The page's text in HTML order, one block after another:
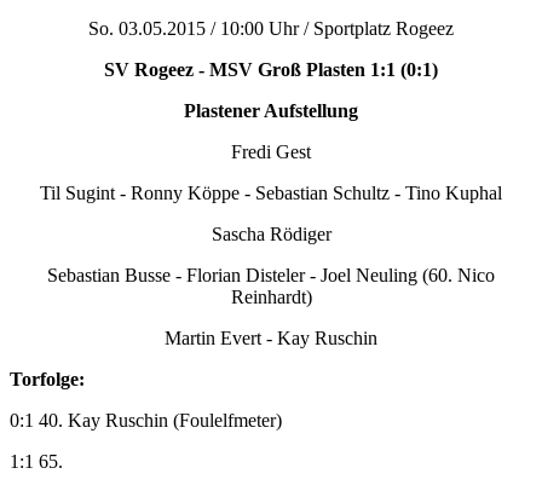
So. 03.05.2015 / 10:00 Uhr / Sportplatz Rogeez
SV Rogeez - MSV Groß Plasten 1:1 (0:1)
Plastener Aufstellung
Fredi Gest
Til Sugint - Ronny Köppe - Sebastian Schultz - Tino Kuphal
Sascha Rödiger
Sebastian Busse - Florian Disteler - Joel Neuling (60. Nico
Reinhardt)
Martin Evert - Kay Ruschin
Torfolge:
0:1 40. Kay Ruschin (Foulelfmeter)
1:1 65.